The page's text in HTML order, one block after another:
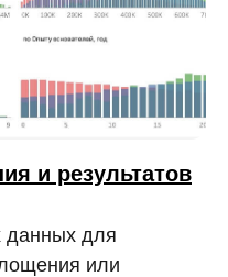
и результатов
данных для
или